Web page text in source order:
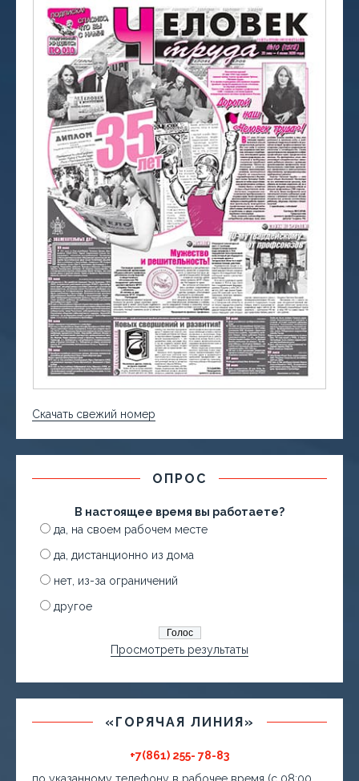
Скачать свежий номер
ОПРОС
В настоящее время вы работаете?
да, на своем рабочем месте
да, дистанционно из дома
нет, из-за ограничений
другое
Просмотреть результаты
«ГОРЯЧАЯ ЛИНИЯ»
+7(861) 255- 78-83